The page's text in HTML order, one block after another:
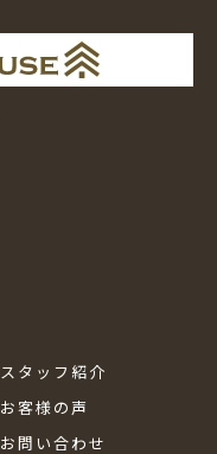
スタッフ紹介
お客様の声
お問い合わせ